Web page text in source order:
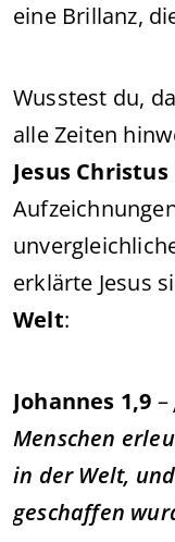
eine Brillanz,
Wusstest du,
alle Zeiten
Jesus Christus
erklärte Jesus
Welt:
Johannes 1,9 –
Menschen
in der Welt,
geschaffen